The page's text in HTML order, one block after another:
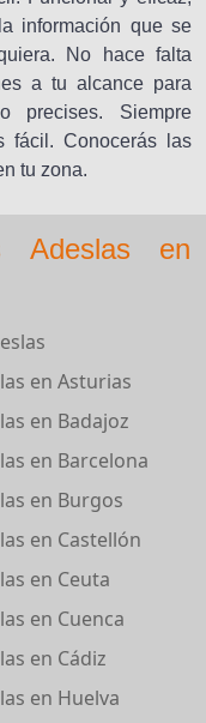
información que se
No hace falta
a tu alcance para
precises. Siempre
fácil. Conocerás las
tu zona.
Adeslas en
en Asturias
en Badajoz
en Barcelona
en Burgos
en Castellón
en Ceuta
en Cuenca
en Cádiz
en Huelva